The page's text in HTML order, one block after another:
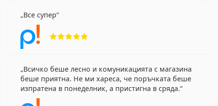
Все супер
Всичко беше лесно и комуникацията с магазина
беше приятна. Не ми хареса, че поръчката беше
изпратена в понеделник, а пристигна в сряда.